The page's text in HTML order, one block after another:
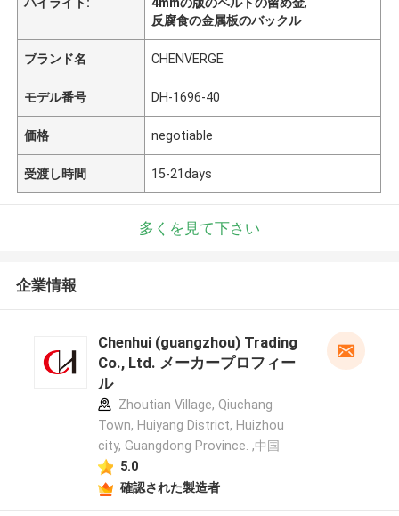
反腐食の金属板のバックル
ブランド名 CHENVERGE
モデル番号 DH-1696-40
価格 negotiable
受渡し時間 15-21days
多くを見て下さい
企業情報
Chenhui (guangzhou) Trading
Co., Ltd. メーカープロフィー
ル
Zhoutian Village, Qiuchang
Town, Huiyang District, Huizhou
city, Guangdong Province. ,中国
5.0
確認された製造者